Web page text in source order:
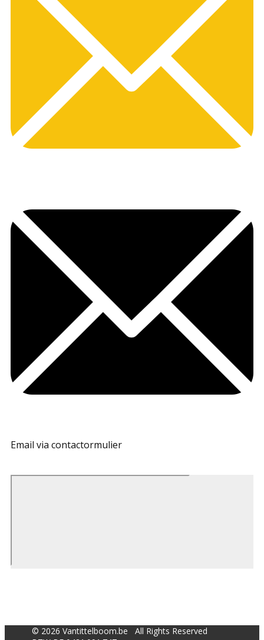
Email via contactormulier
© 2026 Vantittelboom.be All Rights Reserved